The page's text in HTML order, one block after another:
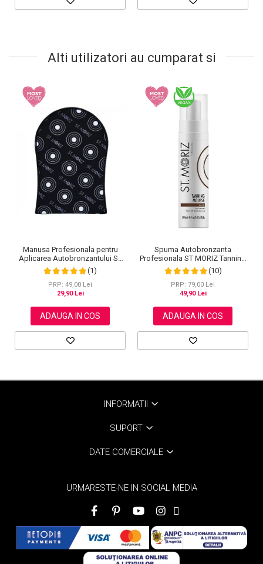
Alti utilizatori au cumparat si
Manusa Profesionala pentru
Aplicarea Autobronzantului ST
MORIZ Velvet Tanning Mitt
(1)
PRP: 49,00 Lei
29,90 Lei
ADAUGA IN COS
Spuma Autobronzanta
Profesionala ST MORIZ Tanning
Mousse, Efect instant, Dark, 200
ml
(10)
PRP: 79,00 Lei
49,90 Lei
ADAUGA IN COS
INFORMATII
SUPORT
DATE COMERCIALE
URMARESTE-NE IN SOCIAL MEDIA